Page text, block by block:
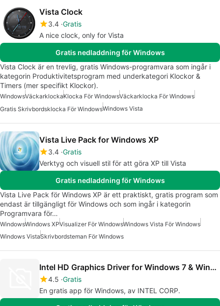
Vista Clock
3.4 Gratis
A nice clock, only for Vista
Gratis nedladdning för Windows
Vista Clock är en trevlig, gratis Windows-programvara som ingår i
kategorin Produktivitetsprogram med underkategori Klockor &
Timers (mer specifikt Klockor).
WindowsVäckarklockaKlocka För WindowsVäckarklocka För Windows
Gratis Skrivbordsklocka För WindowsWindows Vista
Vista Live Pack for Windows XP
3.4 Gratis
Verktyg och visuell stil för att göra XP till Vista
Gratis nedladdning för Windows
Vista Live Pack för Windows XP är ett praktiskt, gratis program som
endast är tillgängligt för Windows och som ingår i kategorin
Programvara för…
WindowsWindows XPVisualizer För WindowsWindows Vista För Windows
Windows VistaSkrivbordsteman För Windows
Intel HD Graphics Driver for Windows 7 & Windows Vista
4.5 Gratis
En gratis app för Windows, av INTEL CORP.